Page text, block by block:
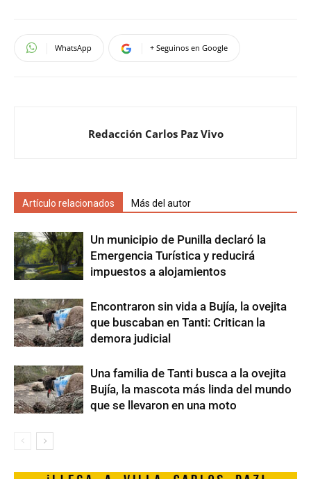
WhatsApp + Seguinos en Google
Redacción Carlos Paz Vivo
Artículo relacionados Más del autor
Un municipio de Punilla declaró la
Emergencia Turística y reducirá
impuestos a alojamientos
Encontraron sin vida a Bujía, la ovejita
que buscaban en Tanti: Critican la
demora judicial
Una familia de Tanti busca a la ovejita
Bujía, la mascota más linda del mundo
que se llevaron en una moto